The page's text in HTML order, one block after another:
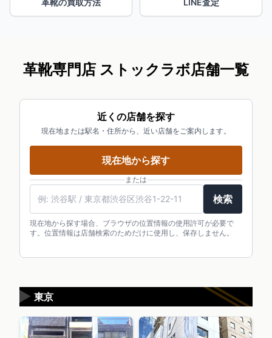
革靴の買取方法 LINE査定
革靴専門店 ストックラボ店舗一覧
近くの店舗を探す
現在地または駅名・住所から、近い店舗をご案内します。
現在地から探す
または
検索
現在地から探す場合、ブラウザの位置情報の使用許可が必要で
す。位置情報は店舗検索のためだけに使用し、保存しません。
東京
▶